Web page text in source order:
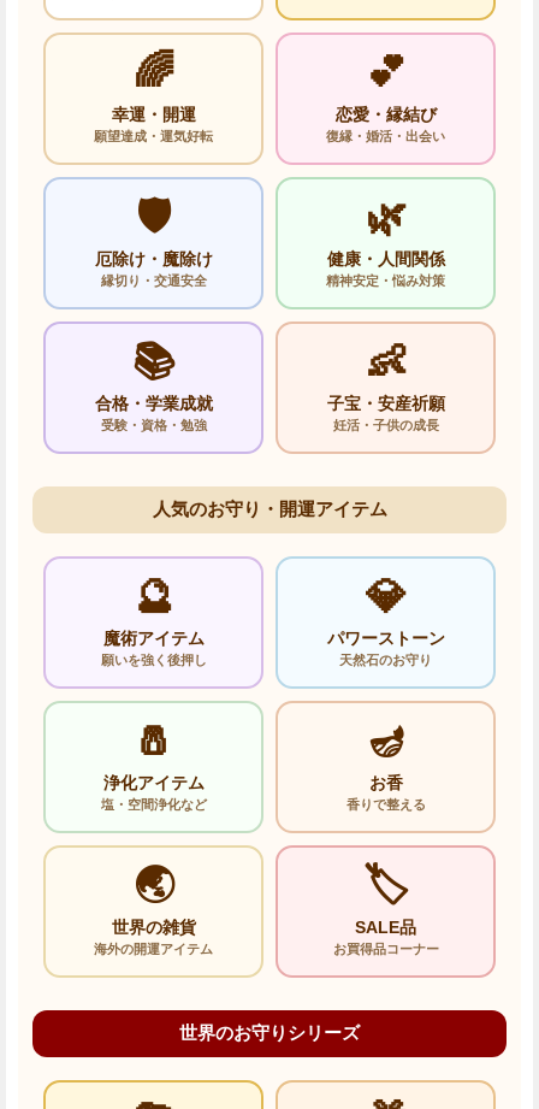
🌈
幸運・開運
願望達成・運気好転
💕
恋愛・縁結び
復縁・婚活・出会い
🛡️
厄除け・魔除け
縁切り・交通安全
🌿
健康・人間関係
精神安定・悩み対策
📚
合格・学業成就
受験・資格・勉強
👶
子宝・安産祈願
妊活・子供の成長
人気のお守り・開運アイテム
🔮
魔術アイテム
願いを強く後押し
💎
パワーストーン
天然石のお守り
🧂
浄化アイテム
塩・空間浄化など
🪔
お香
香りで整える
🌏
世界の雑貨
海外の開運アイテム
🏷️
SALE品
お買得品コーナー
世界のお守りシリーズ